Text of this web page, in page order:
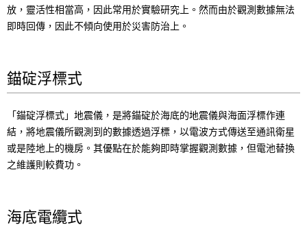
n
t
e
s
i
t
.
放，靈活性相當高，因此常用於實驗研究上。然而由於觀測數據無法
即時回傳，因此不傾向使用於災害防治上。
錨碇浮標式
「錨碇浮標式」地震儀，是將錨碇於海底的地震儀與海面浮標作連
結，將地震儀所觀測到的數據透過浮標，以電波方式傳送至通訊衛星
或是陸地上的機房。其優點在於能夠即時掌握觀測數據，但電池替換
之維護則較費功。
海底電纜式